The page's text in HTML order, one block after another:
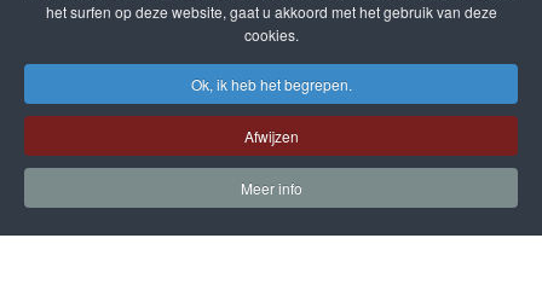
het surfen op deze website, gaat u akkoord met het gebruik van deze
cookies.
Ok, ik heb het begrepen.
Afwijzen
Meer info